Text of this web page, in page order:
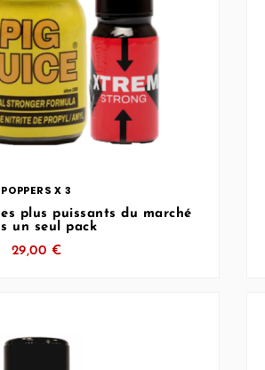
… (SVG inchangé)
POPPERS X 3
plus puissants du marché
un seul pack
29,00 €